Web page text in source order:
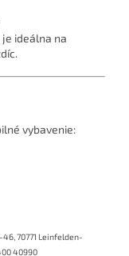
ideálna na
vybavenie:
46,70771 Leinfelden-
40990